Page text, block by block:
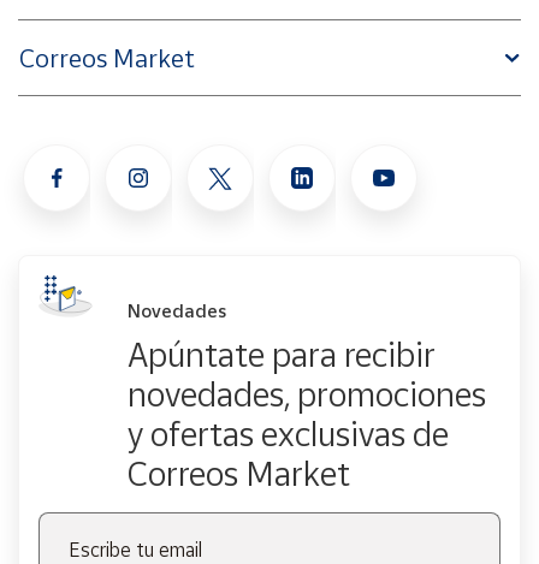
Correos Market
Novedades
Apúntate para recibir
novedades, promociones
y ofertas exclusivas de
Correos Market
Escribe tu email